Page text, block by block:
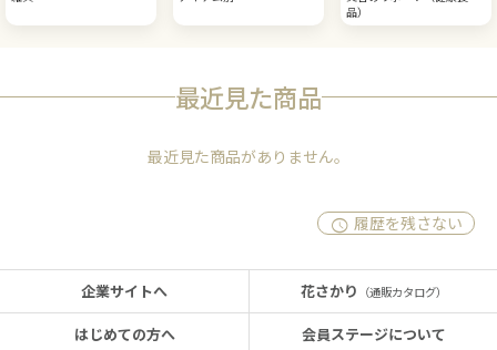
品）
最近見た商品
最近見た商品がありません。
履歴を残さない
企業サイトへ
はじめての方へ
花さかり （通販カタログ）
会員ステージについて